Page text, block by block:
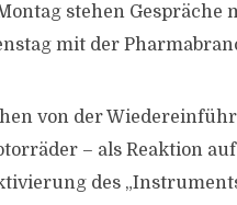
stehen Gespräche
mit der
von der
– als Reaktion
des